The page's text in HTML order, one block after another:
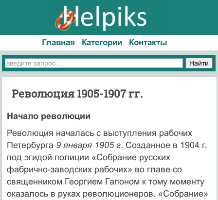
Главная Категории Контакты
Революция 1905-1907 гг.
Начало революции
Революция началась с выступления рабочих
Петербурга 9 января 1905 г. Созданное в 1904 г.
под эгидой полиции «Собрание русских
фабрично-заводских рабочих» во главе со
священником Георгием Гапоном к тому моменту
оказалось в руках революционеров. «Собрание»